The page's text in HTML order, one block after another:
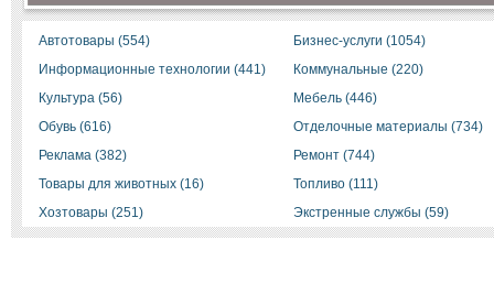
Автотовары (554)
Бизнес-услуги (1054)
Информационные технологии (441)
Коммунальные (220)
Культура (56)
Мебель (446)
Обувь (616)
Отделочные материалы (734)
Реклама (382)
Ремонт (744)
Товары для животных (16)
Топливо (111)
Хозтовары (251)
Экстренные службы (59)